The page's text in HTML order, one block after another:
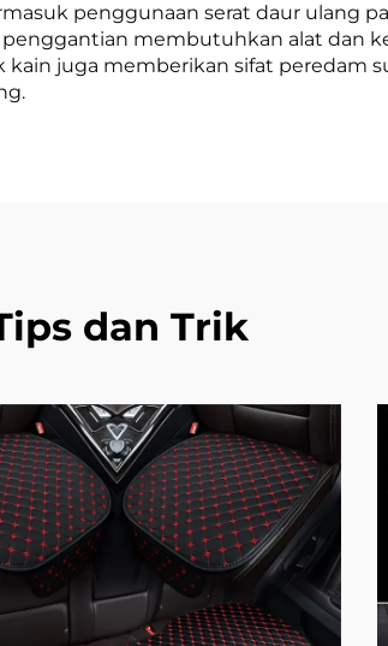
penggunaan serat daur ulang
membutuhkan alat dan
juga memberikan sifat peredam
dan Trik